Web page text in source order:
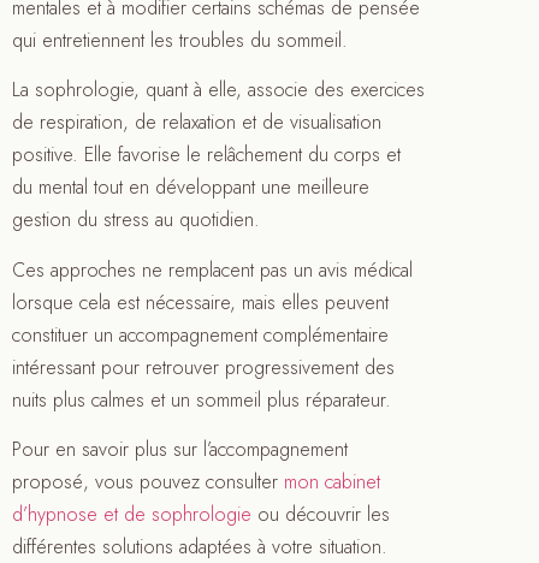
mentales et à modifier certains schémas de pensée
qui entretiennent les troubles du sommeil.
La sophrologie, quant à elle, associe des exercices
de respiration, de relaxation et de visualisation
positive. Elle favorise le relâchement du corps et
du mental tout en développant une meilleure
gestion du stress au quotidien.
Ces approches ne remplacent pas un avis médical
lorsque cela est nécessaire, mais elles peuvent
constituer un accompagnement complémentaire
intéressant pour retrouver progressivement des
nuits plus calmes et un sommeil plus réparateur.
Pour en savoir plus sur l’accompagnement
proposé, vous pouvez consulter mon cabinet
d’hypnose et de sophrologie ou découvrir les
différentes solutions adaptées à votre situation.